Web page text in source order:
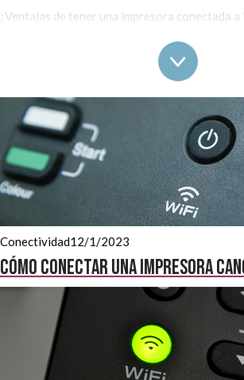
¿Ventajas de tener una impresora conectada
casa u oficina sin la limitación de que tenga
ordenador y la posibilidad de imprimir de
hemos elaborado guías claras y sencillas
con el proceso. Conectar tu impresora, sea
marca, es muy fácil. Echa un vistazo y
Conectividad12/1/2023
Cómo conectar una impresora